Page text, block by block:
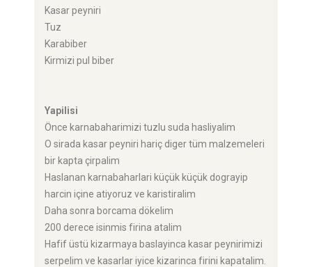
Kasar peyniri
Tuz
Karabiber
Kirmizi pul biber
Yapilisi
Önce karnabaharimizi tuzlu suda hasliyalim
O sirada kasar peyniri hariç diger tüm malzemeleri
bir kapta çirpalim
Haslanan karnabaharlari küçük küçük dograyip
harcin içine atiyoruz ve karistiralim
Daha sonra borcama dökelim
200 derece isinmis firina atalim
Hafif üstü kizarmaya baslayinca kasar peynirimizi
serpelim ve kasarlar iyice kizarinca firini kapatalim.